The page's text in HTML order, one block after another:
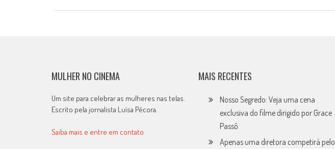
MULHER NO CINEMA
Um site para celebrar as mulheres nas telas.
Escrito pela jornalista Luísa Pécora.
Saiba mais e entre em contato
MAIS RECENTES
Nosso Segredo: Veja uma cena
exclusiva do filme dirigido por Grace
Passô
Apenas uma diretora competirá pelo